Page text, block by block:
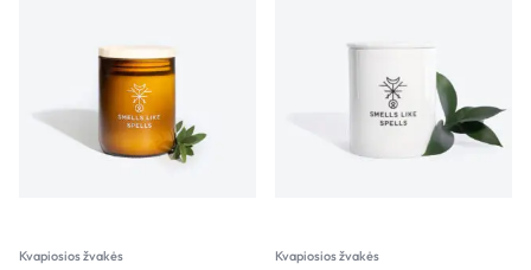
Kvapiosios žvakės Kvapiosios žvakės